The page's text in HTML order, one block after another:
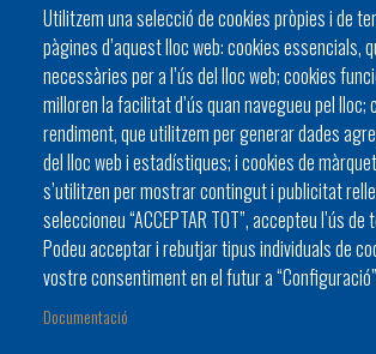
Utilitzem una selecció de cookies pròpies i de
pàgines d’aquest lloc web: cookies essencials,
necessàries per a l’ús del lloc web; cookies
milloren la facilitat d’ús quan navegueu pel lloc;
rendiment, que utilitzem per generar dades
del lloc web i estadístiques; i cookies de
s’utilitzen per mostrar contingut i publicitat
seleccioneu “ACCEPTAR TOT”, accepteu l’ús
Podeu acceptar i rebutjar tipus individuals de
vostre consentiment en el futur a
Documentació
Footer
HISTÒRIA ORGANITZACIÓ
C/ del General Riera, 111 07010
Phone
971 760911 - Fax 971 763102